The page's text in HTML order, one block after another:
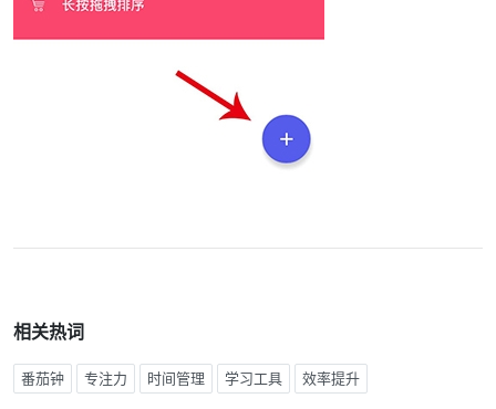
相关热词
番茄钟 专注力 时间管理 学习工具 效率提升